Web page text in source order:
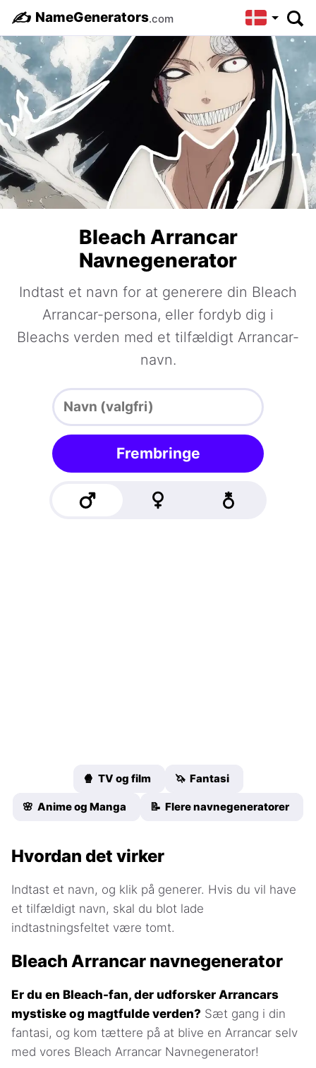
✍️ NameGenerators.com
Bleach Arrancar
Navnegenerator
Indtast et navn for at generere din Bleach
Arrancar-persona, eller fordyb dig i
Bleachs verden med et tilfældigt Arrancar-
navn.
Frembringe
🍿 TV og film 🦄 Fantasi
🌸 Anime og Manga 📝 Flere navnegeneratorer
Hvordan det virker
Indtast et navn, og klik på generer. Hvis du vil have
et tilfældigt navn, skal du blot lade
indtastningsfeltet være tomt.
Bleach Arrancar navnegenerator
Er du en Bleach-fan, der udforsker Arrancars
mystiske og magtfulde verden? Sæt gang i din
fantasi, og kom tættere på at blive en Arrancar selv
med vores Bleach Arrancar Navnegenerator!